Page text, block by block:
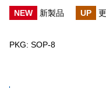
NEW 新製品 UP
PKG: SOP-8